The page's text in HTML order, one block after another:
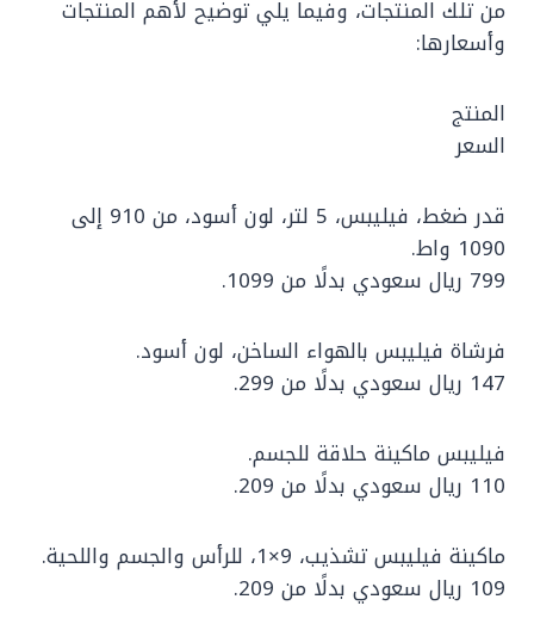
من تلك المنتجات، وفيما يلي توضيح لأهم المنتجات
وأسعارها:
المنتج
السعر
قدر ضغط، فيليبس، 5 لتر، لون أسود، من 910 إلى
1090 واط.
799 ريال سعودي بدلًا من 1099.
فرشاة فيليبس بالهواء الساخن، لون أسود.
147 ريال سعودي بدلًا من 299.
فيليبس ماكينة حلاقة للجسم.
110 ريال سعودي بدلًا من 209.
ماكينة فيليبس تشذيب، 9×1، للرأس والجسم واللحية.
109 ريال سعودي بدلًا من 209.